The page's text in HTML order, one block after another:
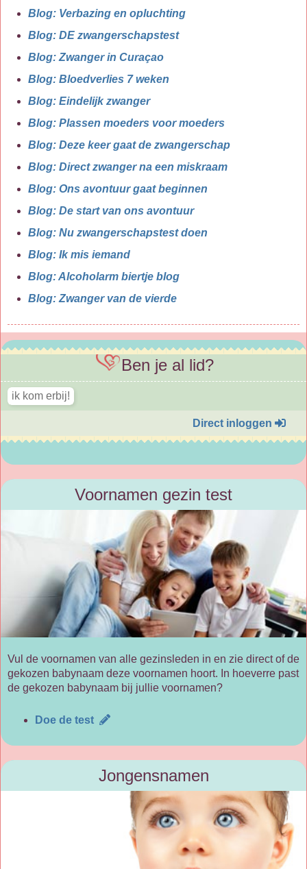
Blog: Verbazing en opluchting
Blog: DE zwangerschapstest
Blog: Zwanger in Curaçao
Blog: Bloedverlies 7 weken
Blog: Eindelijk zwanger
Blog: Plassen moeders voor moeders
Blog: Deze keer gaat de zwangerschap
Blog: Direct zwanger na een miskraam
Blog: Ons avontuur gaat beginnen
Blog: De start van ons avontuur
Blog: Nu zwangerschapstest doen
Blog: Ik mis iemand
Blog: Alcoholarm biertje blog
Blog: Zwanger van de vierde
Ben je al lid?
Direct inloggen
Voornamen gezin test
Vul de voornamen van alle gezinsleden in en zie direct of de
gekozen babynaam deze voornamen hoort. In hoeverre past
de gekozen babynaam bij jullie voornamen?
Doe de test
Jongensnamen